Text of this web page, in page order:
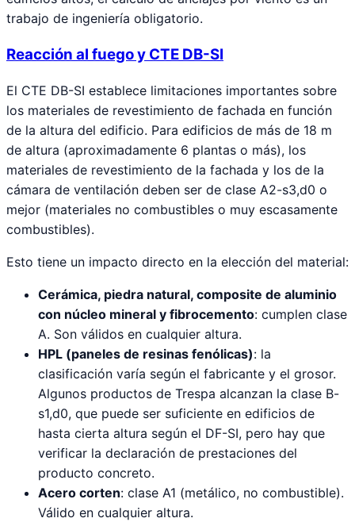
trabajo de ingeniería obligatorio.
Reacción al fuego y CTE DB-SI
El CTE DB-SI establece limitaciones importantes sobre
los materiales de revestimiento de fachada en función
de la altura del edificio. Para edificios de más de 18 m
de altura (aproximadamente 6 plantas o más), los
materiales de revestimiento de la fachada y los de la
cámara de ventilación deben ser de clase A2-s3,d0 o
mejor (materiales no combustibles o muy escasamente
combustibles).
Esto tiene un impacto directo en la elección del material:
Cerámica, piedra natural, composite de aluminio
con núcleo mineral y fibrocemento: cumplen clase
A. Son válidos en cualquier altura.
HPL (paneles de resinas fenólicas): la
clasificación varía según el fabricante y el grosor.
Algunos productos de Trespa alcanzan la clase B-
s1,d0, que puede ser suficiente en edificios de
hasta cierta altura según el DF-SI, pero hay que
verificar la declaración de prestaciones del
producto concreto.
Acero corten: clase A1 (metálico, no combustible).
Válido en cualquier altura.